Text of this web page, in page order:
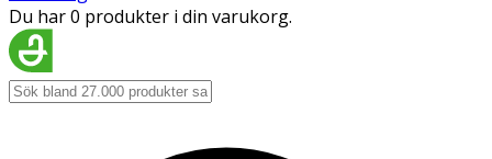
Du har 0 produkter i din varukorg.